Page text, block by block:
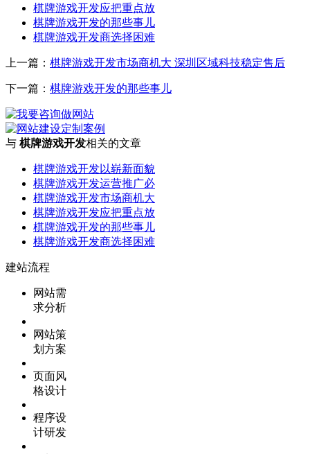
棋牌游戏开发应把重点放
棋牌游戏开发的那些事儿
棋牌游戏开发商选择困难
上一篇： 棋牌游戏开发市场商机大 深圳区域科技稳定售后
下一篇： 棋牌游戏开发的那些事儿
与 棋牌游戏开发相关的文章
棋牌游戏开发以崭新面貌
棋牌游戏开发运营推广必
棋牌游戏开发市场商机大
棋牌游戏开发应把重点放
棋牌游戏开发的那些事儿
棋牌游戏开发商选择困难
建站流程
网站需
求分析
网站策
划方案
页面风
格设计
程序设
计研发